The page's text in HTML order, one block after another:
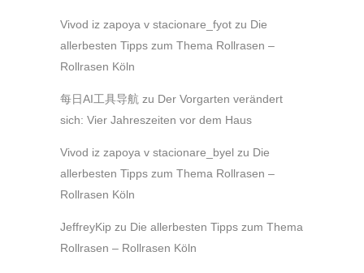
Vivod iz zapoya v stacionare_fyot zu Die
allerbesten Tipps zum Thema Rollrasen –
Rollrasen Köln
每日AI工具导航 zu Der Vorgarten verändert
sich: Vier Jahreszeiten vor dem Haus
Vivod iz zapoya v stacionare_byel zu Die
allerbesten Tipps zum Thema Rollrasen –
Rollrasen Köln
JeffreyKip zu Die allerbesten Tipps zum Thema
Rollrasen – Rollrasen Köln